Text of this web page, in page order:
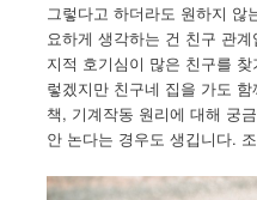
그렇다고 하더라도 원하지 않
요하게 생각하는 건 친구 관
지적 호기심이 많은 친구를
렇겠지만 친구네 집을 가도
책, 기계작동 원리에 대해 궁
안 논다는 경우도 생깁니다.